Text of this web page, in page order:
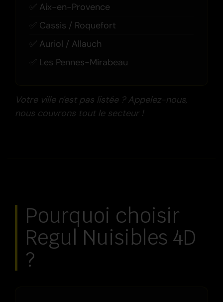
Aix-en-Provence
Cassis / Roquefort
Auriol / Allauch
Les Pennes-Mirabeau
Votre ville n'est pas listée ? Appelez-nous,
nous couvrons tout le secteur !
Pourquoi choisir
Regul Nuisibles 4D
?